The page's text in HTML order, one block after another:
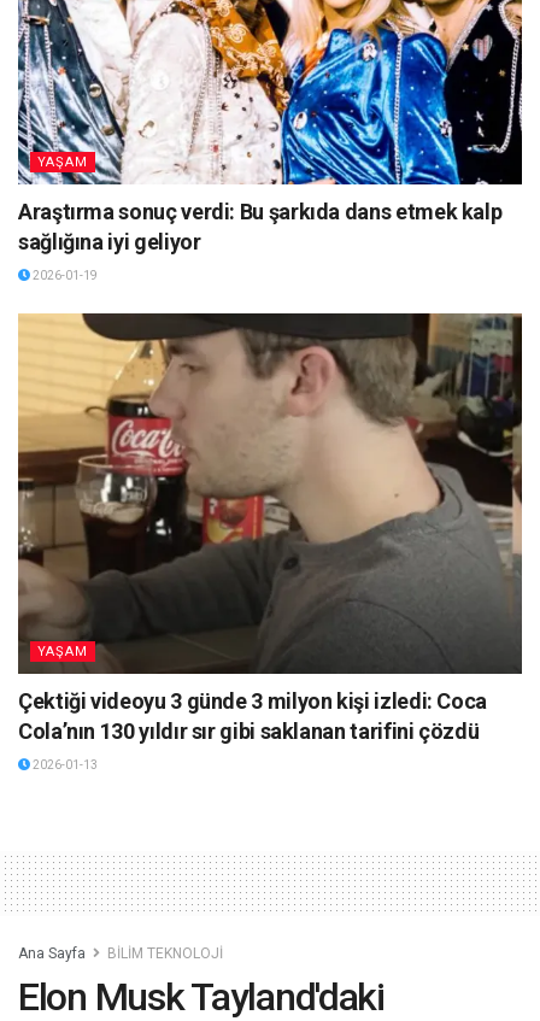
YAŞAM
Araştırma sonuç verdi: Bu şarkıda dans etmek kalp
sağlığına iyi geliyor
2026-01-19
YAŞAM
Çektiği videoyu 3 günde 3 milyon kişi izledi: Coca
Cola’nın 130 yıldır sır gibi saklanan tarifini çözdü
2026-01-13
Ana Sayfa BİLİM TEKNOLOJİ
Elon Musk Tayland'daki